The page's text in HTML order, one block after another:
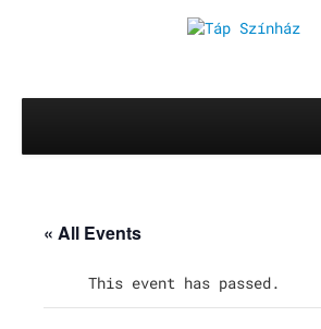
Szerb Antal: Utas és holdvilág
« All Events
This event has passed.